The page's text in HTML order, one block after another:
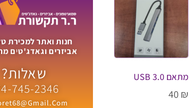
מתאם USB 3.0
40 ₪
חנות ואתר למכירת
אביזרים וגאדג'טים
שאלות?
745-2346